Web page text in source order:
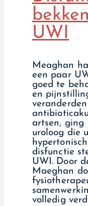
UWI
Meaghan
een paar
goed te
en
artsen, ging
uroloog die
disfunctie
UWI. Door
Maeghan
volledig